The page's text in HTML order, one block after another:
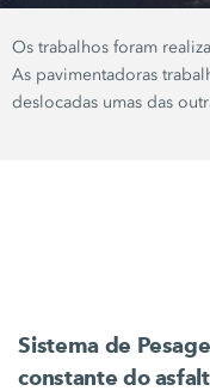
Os trabalhos foram
As pavimentadoras
deslocadas umas das
Sistema de
constante do